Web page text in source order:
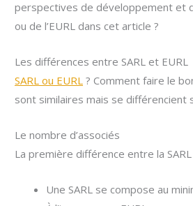
perspectives de développement et
ou de l’EURL dans cet article ?
Les différences entre SARL et EURL
SARL ou EURL ? Comment faire le
sont similaires mais se différencient
Le nombre d’associés
La première différence entre la
Une SARL se compose au